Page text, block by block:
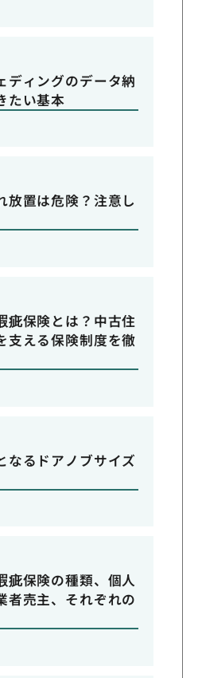
ディングのデータ納
たい基本
放置は危険？注意し
疵保険とは？中古住
支える保険制度を徹
なるドアノブサイズ
疵保険の種類、個人
者売主、それぞれの